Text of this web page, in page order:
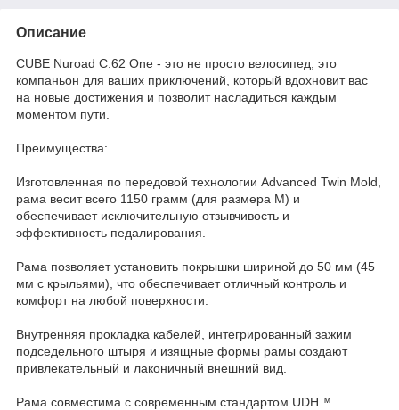
Описание
CUBE Nuroad C:62 One - это не просто велосипед, это
компаньон для ваших приключений, который вдохновит вас
на новые достижения и позволит насладиться каждым
моментом пути.
Преимущества:
Изготовленная по передовой технологии Advanced Twin Mold,
рама весит всего 1150 грамм (для размера M) и
обеспечивает исключительную отзывчивость и
эффективность педалирования.
Рама позволяет установить покрышки шириной до 50 мм (45
мм с крыльями), что обеспечивает отличный контроль и
комфорт на любой поверхности.
Внутренняя прокладка кабелей, интегрированный зажим
подседельного штыря и изящные формы рамы создают
привлекательный и лаконичный внешний вид.
Рама совместима с современным стандартом UDH™